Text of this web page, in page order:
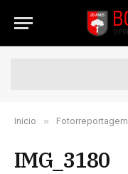
Início » Fotorreportagem
IMG_3180